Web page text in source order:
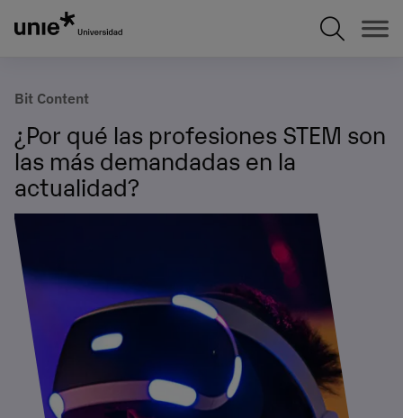
Bit Content
¿Por qué las profesiones STEM son
las más demandadas en la
actualidad?